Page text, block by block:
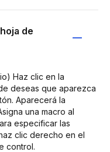
de
Haz clic en la
deseas que aparezca
Aparecerá la
una macro al
especificar las
clic derecho en el
control.